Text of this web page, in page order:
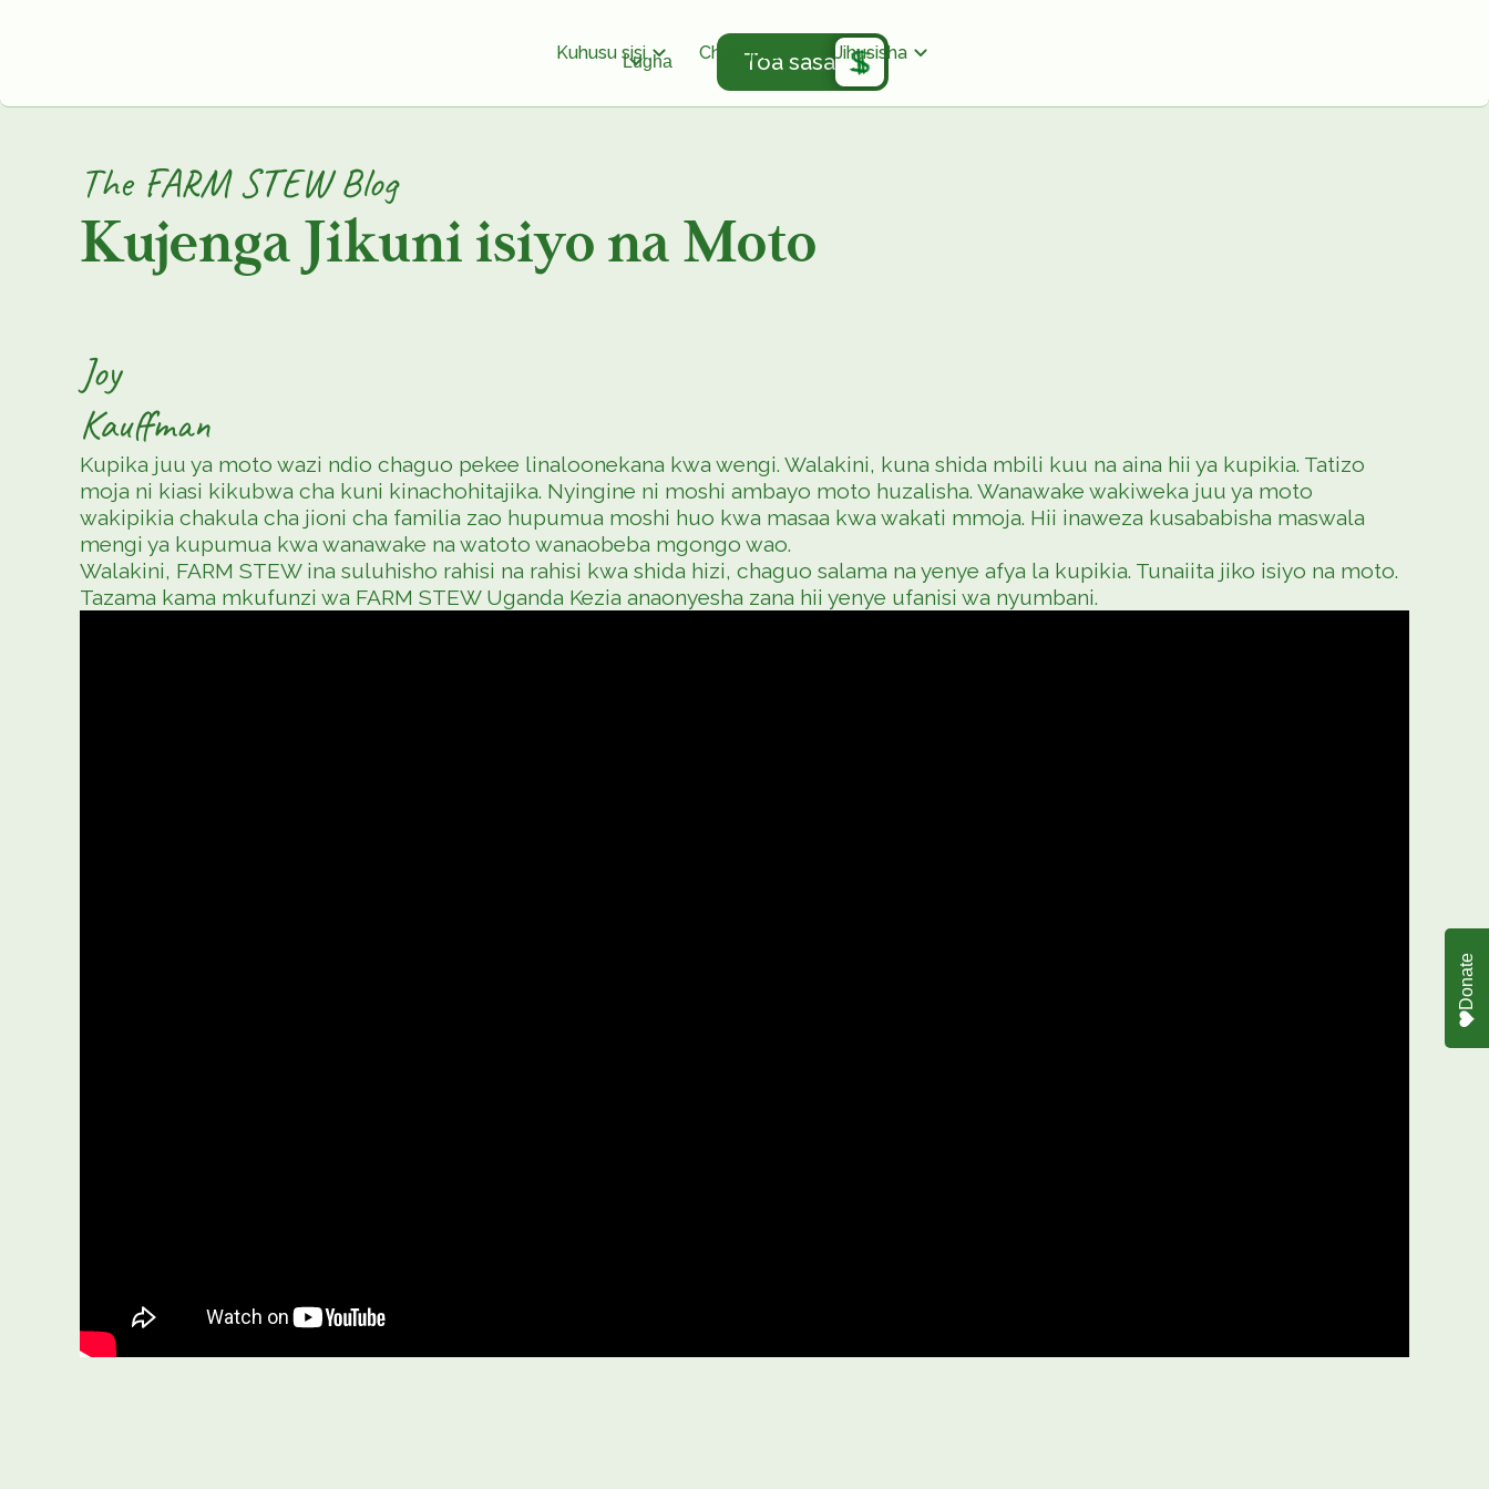
Kuhusu sisi Chunguza Jihusisha
Lugha Toa sasa
The FARM STEW Blog
Kujenga Jikuni isiyo na Moto
Joy
Kauffman
Kupika juu ya moto wazi ndio chaguo pekee linaloonekana kwa wengi. Walakini, kuna shida mbili kuu na aina hii ya kupikia. Tatizo
moja ni kiasi kikubwa cha kuni kinachohitajika. Nyingine ni moshi ambayo moto huzalisha. Wanawake wakiweka juu ya moto
wakipikia chakula cha jioni cha familia zao hupumua moshi huo kwa masaa kwa wakati mmoja. Hii inaweza kusababisha maswala
mengi ya kupumua kwa wanawake na watoto wanaobeba mgongo wao.
Walakini, FARM STEW ina suluhisho rahisi na rahisi kwa shida hizi, chaguo salama na yenye afya la kupikia. Tunaiita jiko isiyo na moto.
Tazama kama mkufunzi wa FARM STEW Uganda Kezia anaonyesha zana hii yenye ufanisi wa nyumbani.
Donate